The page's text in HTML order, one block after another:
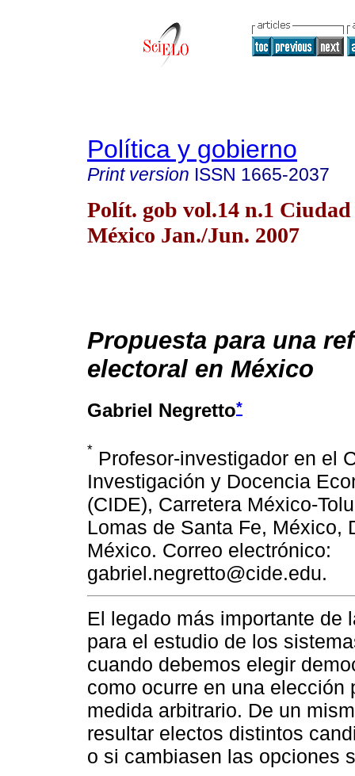
Política y gobierno
Print version ISSN 1665-2037
Polít. gob vol.14 n.1 Ciudad
México Jan./Jun. 2007
Propuesta para una
electoral en México
Gabriel Negretto*
* Profesor-investigador en el
Investigación y Docencia
(CIDE), Carretera México-
Lomas de Santa Fe, México,
México. Correo electrónico:
gabriel.negretto@cide.edu.
El legado más importante de
para el estudio de los
cuando debemos elegir
como ocurre en una
medida arbitrario. De un
resultar electos distintos
o si cambiasen las opciones